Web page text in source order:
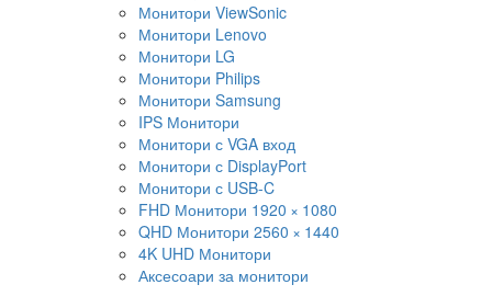
Монитори ViewSonic
Монитори Lenovo
Монитори LG
Монитори Philips
Монитори Samsung
IPS Монитори
Монитори с VGA вход
Монитори с DisplayPort
Монитори с USB-C
FHD Монитори 1920 × 1080
QHD Монитори 2560 × 1440
4K UHD Монитори
Аксесоари за монитори